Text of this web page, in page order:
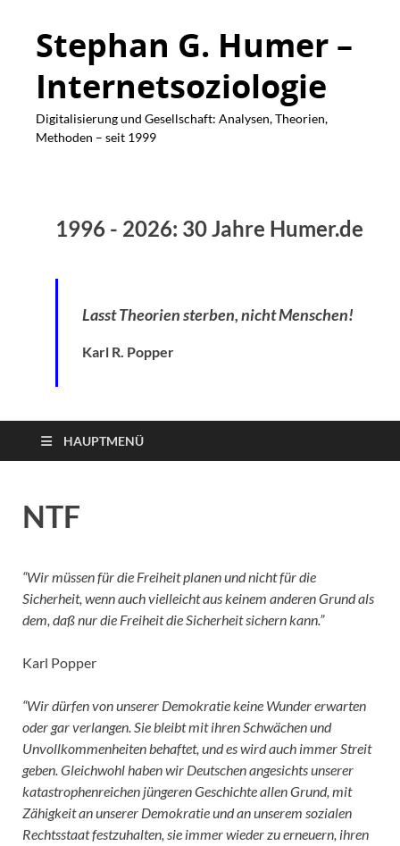
Stephan G. Humer –
Internetsoziologie
Digitalisierung und Gesellschaft: Analysen, Theorien,
Methoden – seit 1999
1996 - 2026: 30 Jahre Humer.de
Lasst Theorien sterben, nicht Menschen!
Karl R. Popper
HAUPTMENÜ
NTF
“Wir müssen für die Freiheit planen und nicht für die
Sicherheit, wenn auch vielleicht aus keinem anderen Grund als
dem, daß nur die Freiheit die Sicherheit sichern kann.”
Karl Popper
“Wir dürfen von unserer Demokratie keine Wunder erwarten
oder gar verlangen. Sie bleibt mit ihren Schwächen und
Unvollkommenheiten behaftet, und es wird auch immer Streit
geben. Gleichwohl haben wir Deutschen angesichts unserer
katastrophenreichen jüngeren Geschichte allen Grund, mit
Zähigkeit an unserer Demokratie und an unserem sozialen
Rechtsstaat festzuhalten, sie immer wieder zu erneuern, ihren